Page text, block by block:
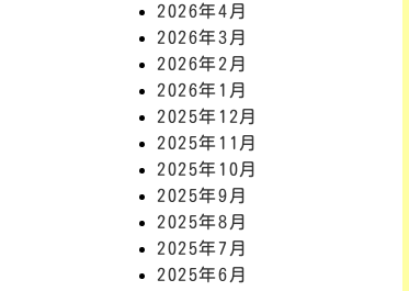
2026年4月
2026年3月
2026年2月
2026年1月
2025年12月
2025年11月
2025年10月
2025年9月
2025年8月
2025年7月
2025年6月